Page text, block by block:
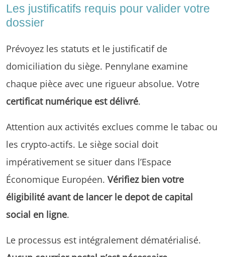
Les justificatifs requis pour valider votre
dossier
Prévoyez les statuts et le justificatif de
domiciliation du siège. Pennylane examine
chaque pièce avec une rigueur absolue. Votre
certificat numérique est délivré.
Attention aux activités exclues comme le tabac ou
les crypto-actifs. Le siège social doit
impérativement se situer dans l’Espace
Économique Européen. Vérifiez bien votre
éligibilité avant de lancer le depot de capital
social en ligne.
Le processus est intégralement dématérialisé.